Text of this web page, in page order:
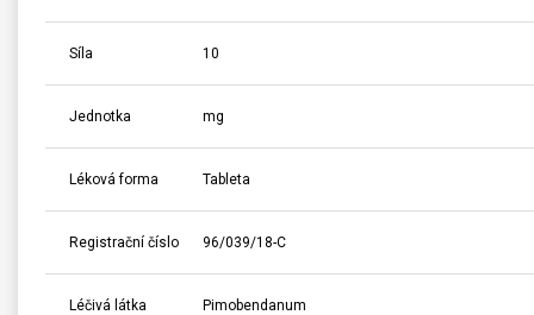
Síla 10
Jednotka mg
Léková forma Tableta
Registrační číslo 96/039/18-C
Léčivá látka Pimobendanum